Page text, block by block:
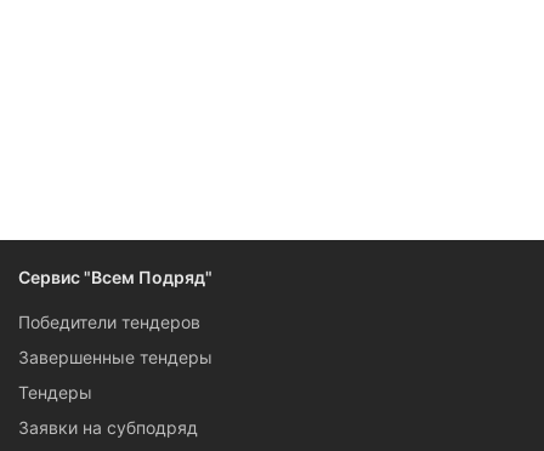
Сервис "Всем Подряд"
Победители тендеров
Завершенные тендеры
Тендеры
Заявки на субподряд